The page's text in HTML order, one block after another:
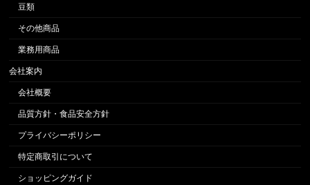
豆類
その他商品
業務用商品
会社案内
会社概要
品質方針・食品安全方針
プライバシーポリシー
特定商取引について
ショッピングガイド